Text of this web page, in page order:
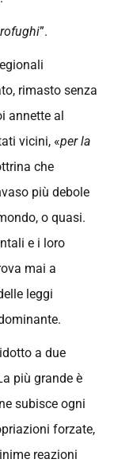
”.
rimasto senza
annette al
vicini, «per la
che
più debole
o quasi.
e i loro
mai a
leggi
a due
più grande è
subisce ogni
forzate,
reazioni